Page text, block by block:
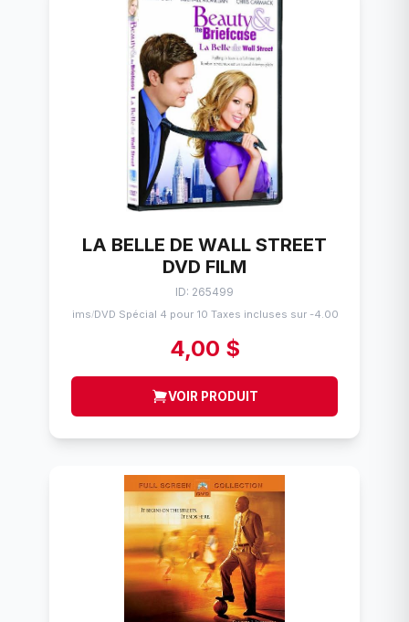
LA BELLE DE WALL STREET
DVD FILM
ID: 265499
Flims/DVD Spécial 4 pour 10 Taxes incluses sur -4.00$
4,00 $
VOIR PRODUIT